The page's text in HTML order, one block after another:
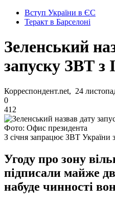
Вступ України в ЄС
Теракт в Барселоні
Зеленський
запуску ЗВТ з
Корреспондент.net, 24
0
412
Фото: Офис президента
З січня запрацює ЗВТ України з
Угоду про зону
підписали майже
набуде чинності